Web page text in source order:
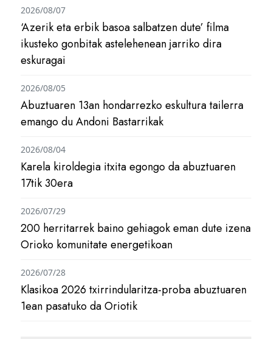
‘Azerik eta erbik basoa salbatzen dute’ filma
ikusteko gonbitak astelehenean jarriko dira
eskuragai
2026/08/07
Abuztuaren 13an hondarrezko eskultura tailerra
emango du Andoni Bastarrikak
2026/08/05
Karela kiroldegia itxita egongo da abuztuaren
17tik 30era
2026/08/04
200 herritarrek baino gehiagok eman dute izena
Orioko komunitate energetikoan
2026/07/29
Klasikoa 2026 txirrindularitza-proba abuztuaren
1ean pasatuko da Oriotik
2026/07/28